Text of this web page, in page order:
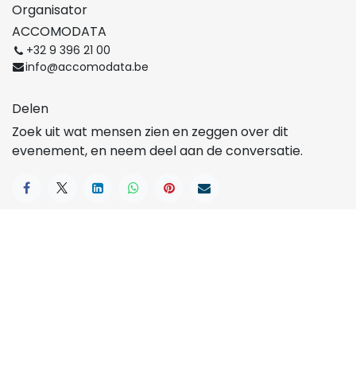
Organisator
ACCOMODATA
+32 9 396 21 00
info@accomodata.be
Delen
Zoek uit wat mensen zien en zeggen over dit
evenement, en neem deel aan de conversatie.